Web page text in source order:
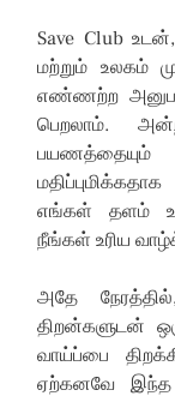
Save Club
மற்றும் உலகம்
எண்ணற்ற
பெறலாம்.
எங்கள் தளம்
நீங்கள் உரிய
அதே
திறன்களுடன்
வாய்ப்பை
ஏற்கனவே இந்த